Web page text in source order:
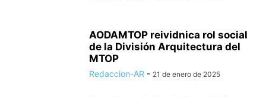
AODAMTOP reividnica rol social
de la División Arquitectura del
MTOP
Redaccion-AR - 21 de enero de 2025